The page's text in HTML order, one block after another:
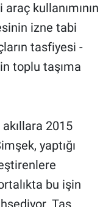
kullanımının
izne tabi
tasfiyesi -
toplu taşıma
2015
yaptığı
bu işin
Taş